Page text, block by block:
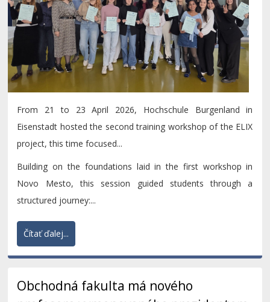
From 21 to 23 April 2026, Hochschule Burgenland in
Eisenstadt hosted the second training workshop of the ELIX
project, this time focused...
Building on the foundations laid in the first workshop in
Novo Mesto, this session guided students through a
structured journey:...
Čítať ďalej...
Obchodná fakulta má nového